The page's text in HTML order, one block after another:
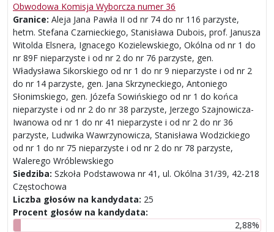
Obwodowa Komisja Wyborcza numer 36
Granice: Aleja Jana Pawła II od nr 74 do nr 116 parzyste,
hetm. Stefana Czarnieckiego, Stanisława Dubois, prof. Janusza
Witolda Elsnera, Ignacego Kozielewskiego, Okólna od nr 1 do
nr 89F nieparzyste i od nr 2 do nr 76 parzyste, gen.
Władysława Sikorskiego od nr 1 do nr 9 nieparzyste i od nr 2
do nr 14 parzyste, gen. Jana Skrzyneckiego, Antoniego
Słonimskiego, gen. Józefa Sowińskiego od nr 1 do końca
nieparzyste i od nr 2 do nr 38 parzyste, Jerzego Szajnowicza-
Iwanowa od nr 1 do nr 41 nieparzyste i od nr 2 do nr 36
parzyste, Ludwika Wawrzynowicza, Stanisława Wodzickiego
od nr 1 do nr 75 nieparzyste i od nr 2 do nr 78 parzyste,
Walerego Wróblewskiego
Siedziba: Szkoła Podstawowa nr 41, ul. Okólna 31/39, 42-218
Częstochowa
Liczba głosów na kandydata: 25
Procent głosów na kandydata:
2,88%